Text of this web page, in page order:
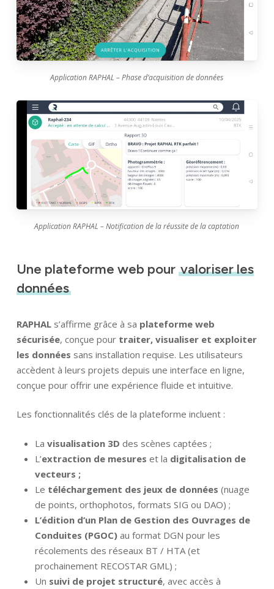
Application RAPHAL – Phase d’acquisition de données
Application RAPHAL – Notification de la réussite de la captation
Une plateforme web pour valoriser les
données
RAPHALs’affirme grâce à sa plateforme web
sécurisée, conçue pour traiter, visualiser et exploiter
les données sans installation requise. Les utilisateurs
accèdent à leurs projets depuis une interface en ligne,
conçue pour offrir une expérience fluide et intuitive.
Les fonctionnalités clés de la plateforme incluent :
La visualisation 3D des scènes captées ;
L’extraction de mesures et la digitalisation de
vecteurs ;
Le téléchargement des jeux de données (nuage
de points, orthophotos, formats SIG ou DAO) ;
L’édition d’un Plan de Gestion des Ouvrages de
Conduites (PGOC) au format DGN pour les
récolements des réseaux BT / HTA (et
prochainement RECOSTAR GML) ;
Un suivi de projet structuré, avec accès à
Identité
Engagements
Nous rejoindre
Domaines d’activité
Références
Innovation